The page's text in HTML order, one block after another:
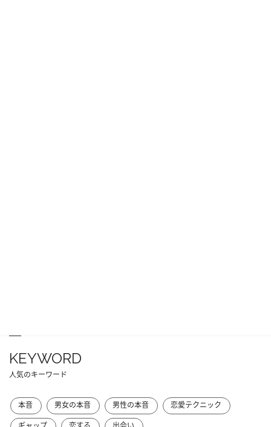
KEYWORD
人気のキーワード
本音 男女の本音 男性の本音
恋愛テクニック